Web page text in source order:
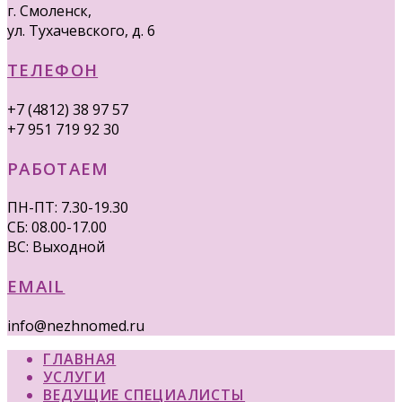
г. Смоленск,
ул. Тухачевского, д. 6
ТЕЛЕФОН
+7 (4812) 38 97 57
+7 951 719 92 30
РАБОТАЕМ
ПН-ПТ: 7.30-19.30
СБ: 08.00-17.00
ВС: Выходной
EMAIL
info@nezhnomed.ru
ГЛАВНАЯ
УСЛУГИ
ВЕДУЩИЕ СПЕЦИАЛИСТЫ